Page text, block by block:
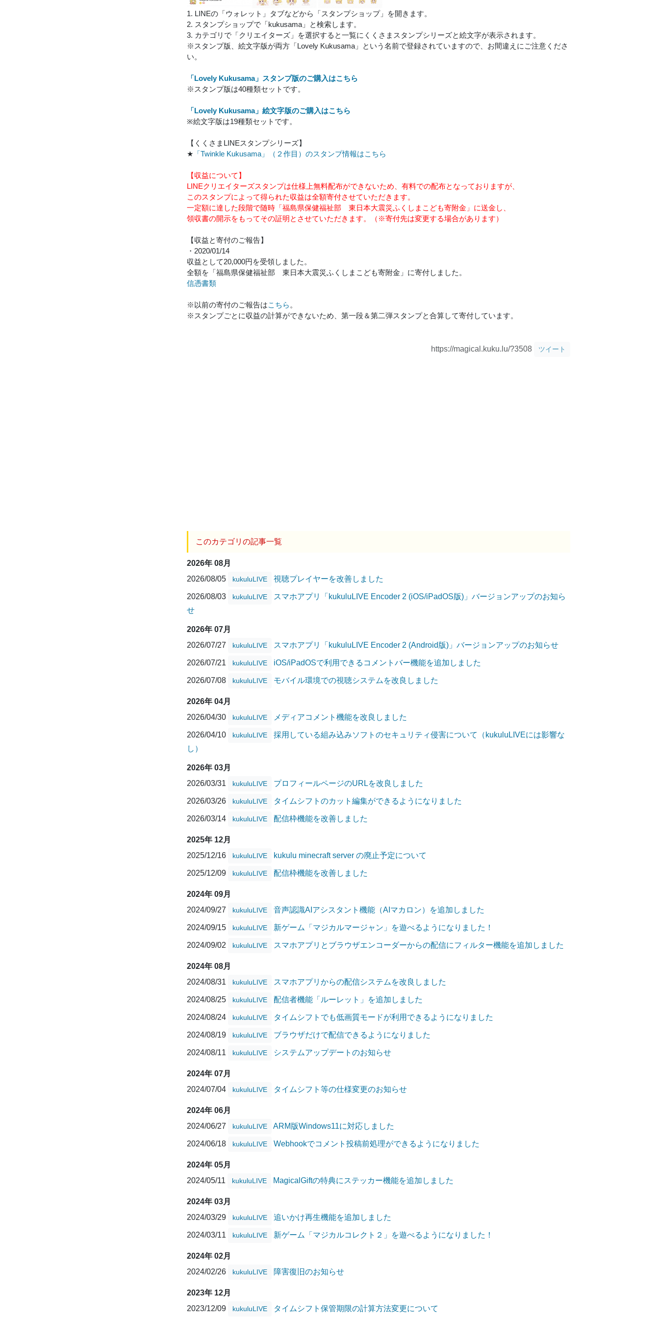
1. LINEの「ウォレット」タブなどから「スタンプショップ」を開きます。
2. スタンプショップで「kukusama」と検索します。
3. カテゴリで「クリエイターズ」を選択すると一覧にくくさまスタンプシリーズと絵文字が表示されます。
※スタンプ版、絵文字版が両方「Lovely Kukusama」という名前で登録されていますので、お間違えにご注意くださ
い。
「Lovely Kukusama」スタンプ版のご購入はこちら
※スタンプ版は40種類セットです。
「Lovely Kukusama」絵文字版のご購入はこちら
※絵文字版は19種類セットです。
【くくさまLINEスタンプシリーズ】
★ 「Twinkle Kukusama」（２作目）のスタンプ情報はこちら
【収益について】
LINEクリエイターズスタンプは仕様上無料配布ができないため、有料での配布となっておりますが、
このスタンプによって得られた収益は全額寄付させていただきます。
一定額に達した段階で随時「福島県保健福祉部 東日本大震災ふくしまこども寄附金」に送金し、
領収書の開示をもってその証明とさせていただきます。（※寄付先は変更する場合があります）
【収益と寄付のご報告】
・2020/01/14
収益として20,000円を受領しました。
全額を「福島県保健福祉部 東日本大震災ふくしまこども寄附金」に寄付しました。
信憑書類
※以前の寄付のご報告はこちら 。
※スタンプごとに収益の計算ができないため、第一段＆第二弾スタンプと合算して寄付しています。
https://magical.kuku.lu/?3508 ツイート
このカテゴリの記事一覧
2026年 08月
2026/08/05
kukuluLIVE 視聴プレイヤーを改善しました
2026/08/03 kukuluLIVE
スマホアプリ「kukuluLIVE Encoder 2 (iOS/iPadOS版)」バージョンアップのお知ら
せ
2026年 07月
2026/07/27
kukuluLIVE スマホアプリ「kukuluLIVE Encoder 2 (Android版)」バージョンアップのお知らせ
2026/07/21 kukuluLIVE iOS/iPadOSで利用できるコメントバー機能を追加しました
2026/07/08 kukuluLIVE モバイル環境での視聴システムを改良しました
2026年 04月
2026/04/30
kukuluLIVE メディアコメント機能を改良しました
2026/04/10 kukuluLIVE
採用している組み込みソフトのセキュリティ侵害について（kukuluLIVEには影響な
し）
2026年 03月
2026/03/31
kukuluLIVE プロフィールページのURLを改良しました
2026/03/26 kukuluLIVE タイムシフトのカット編集ができるようになりました
2026/03/14 kukuluLIVE 配信枠機能を改善しました
2025年 12月
2025/12/16
kukuluLIVE kukulu minecraft server の廃止予定について
2025/12/09 kukuluLIVE 配信枠機能を改善しました
2024年 09月
2024/09/27
kukuluLIVE 音声認識AIアシスタント機能（AIマカロン）を追加しました
2024/09/15 kukuluLIVE 新ゲーム「マジカルマージャン」を遊べるようになりました！
2024/09/02 kukuluLIVE スマホアプリとブラウザエンコーダーからの配信にフィルター機能を追加しました
2024年 08月
2024/08/31
kukuluLIVE スマホアプリからの配信システムを改良しました
2024/08/25 kukuluLIVE 配信者機能「ルーレット」を追加しました
2024/08/24 kukuluLIVE タイムシフトでも低画質モードが利用できるようになりました
2024/08/19 kukuluLIVE ブラウザだけで配信できるようになりました
2024/08/11 kukuluLIVE システムアップデートのお知らせ
2024年 07月
2024/07/04
kukuluLIVE タイムシフト等の仕様変更のお知らせ
2024年 06月
2024/06/27
kukuluLIVE ARM版Windows11に対応しました
2024/06/18 kukuluLIVE Webhookでコメント投稿前処理ができるようになりました
2024年 05月
2024/05/11
kukuluLIVE MagicalGiftの特典にステッカー機能を追加しました
2024年 03月
2024/03/29
kukuluLIVE 追いかけ再生機能を追加しました
2024/03/11 kukuluLIVE 新ゲーム「マジカルコレクト２」を遊べるようになりました！
2024年 02月
2024/02/26
kukuluLIVE 障害復旧のお知らせ
2023年 12月
2023/12/09
kukuluLIVE タイムシフト保管期限の計算方法変更について